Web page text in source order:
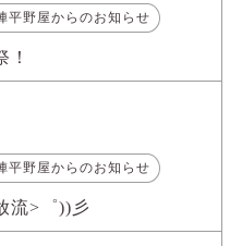
野屋からのお知らせ
！
野屋からのお知らせ
流>゜))彡